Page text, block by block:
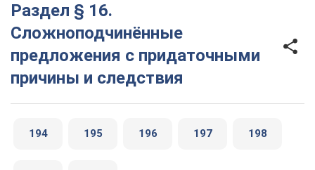
Раздел § 16.
Сложноподчинённые
предложения с придаточными
причины и следствия
194 195 196 197 198